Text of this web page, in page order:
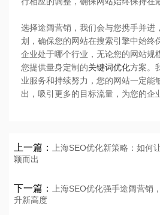
选择途阔营销，我们会与您携手并进
划，确保您的网站在搜索引擎中始终
企业处于哪个行业，无论您的网站规
您提供量身定制的关键词优化方案。
业服务和持续努力，您的网站一定能
出，吸引更多的目标流量，为您的企
上一篇：
上海SEO优化新策略：如何
颖而出
下一篇：
上海SEO优化强手途阔营销
升新高度